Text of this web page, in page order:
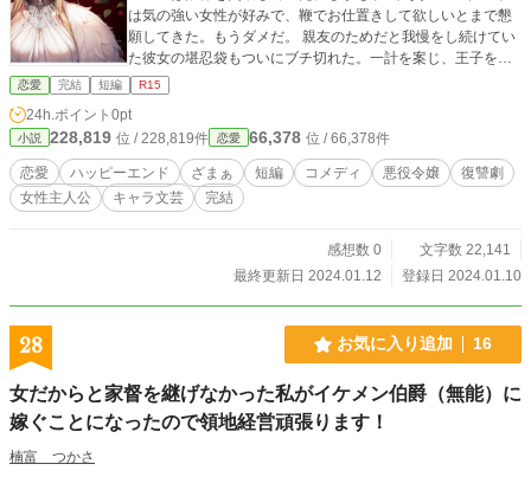
は気の強い女性が好みで、鞭でお仕置きして欲しいとまで懇
願してきた。もうダメだ。 親友のためだと我慢をし続けてい
た彼女の堪忍袋もついにブチ切れた。一計を案じ、王子を公
衆の面前で精神肉体両面から「丸裸にする」計画を遂行する
ことにしたのだが…。 ーーーーーーーーー ※この作品はなろ
うでも掲載しております。（なろう完結済み）
恋愛 完結 短編 R15
24h.ポイント 0pt
小説 228,819 位 / 228,819件 恋愛 66,378 位 / 66,378件
恋愛 ハッピーエンド ざまぁ 短編 コメディ 悪役令嬢
復讐劇
女性主人公
キャラ文芸 完結
感想数 0
文字数 22,141
最終更新日 2024.01.12
登録日 2024.01.10
28 お気に入り追加 16
女だからと家督を継げなかった私がイケメン伯爵（無能）に
嫁ぐことになったので領地経営頑張ります！
楠富 つかさ